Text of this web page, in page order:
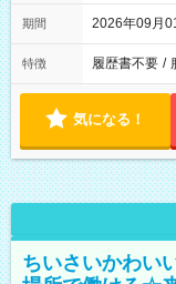
期間 2026年09月
特徴 履歴書不要 /
気になる！
ちいさいかわい